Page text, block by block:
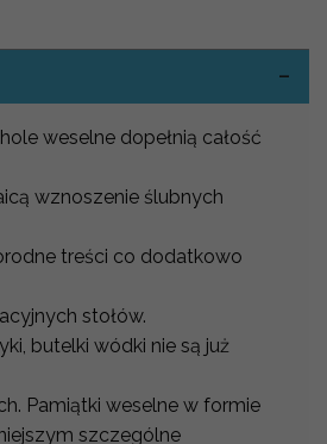
weselne dopełnią całość
wznoszenie ślubnych
treści co dodatkowo
stołów.
butelki wódki nie są już
Pamiątki weselne w formie
szczególne